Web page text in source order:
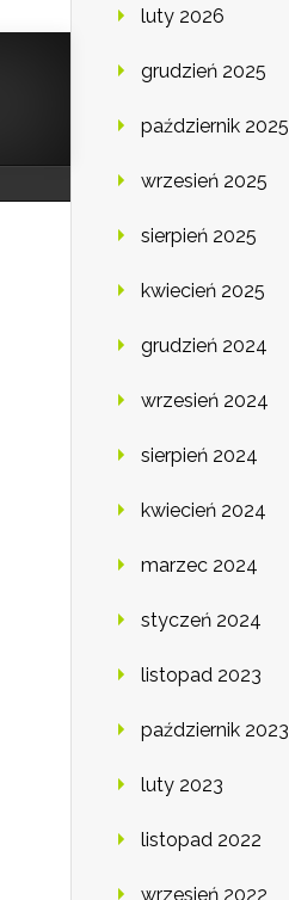
luty 2026
grudzień 2025
październik 2025
wrzesień 2025
sierpień 2025
kwiecień 2025
grudzień 2024
wrzesień 2024
sierpień 2024
kwiecień 2024
marzec 2024
styczeń 2024
listopad 2023
październik 2023
luty 2023
listopad 2022
wrzesień 2022